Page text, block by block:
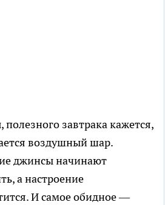
полезного завтрака кажется,
воздушный шар.
джинсы начинают
а настроение
И самое обидное —